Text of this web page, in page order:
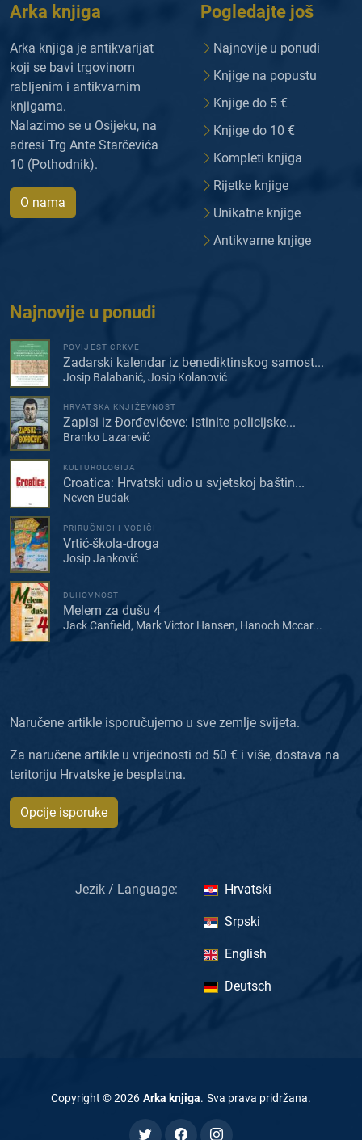
Arka knjiga
Arka knjiga je antikvarijat
koji se bavi trgovinom
rabljenim i antikvarnim
knjigama.
Nalazimo se u Osijeku, na
adresi Trg Ante Starčevića
10 (Pothodnik).
O nama
Pogledajte još
Najnovije u ponudi
Knjige na popustu
Knjige do 5 €
Knjige do 10 €
Kompleti knjiga
Rijetke knjige
Unikatne knjige
Antikvarne knjige
Najnovije u ponudi
POVIJEST CRKVE
Zadarski kalendar iz benediktinskog samost...
Josip Balabanić, Josip Kolanović
HRVATSKA KNJIŽEVNOST
Zapisi iz Đorđevićeve: istinite policijske...
Branko Lazarević
KULTUROLOGIJA
Croatica: Hrvatski udio u svjetskoj baštin...
Neven Budak
PRIRUČNICI I VODIČI
Vrtić-škola-droga
Josip Janković
DUHOVNOST
Melem za dušu 4
Jack Canfield, Mark Victor Hansen, Hanoch Mccar...
Naručene artikle isporučujemo u sve zemlje svijeta.
Za naručene artikle u vrijednosti od 50 € i više, dostava na
teritoriju Hrvatske je besplatna.
Opcije isporuke
Jezik / Language: Hrvatski
Srpski
English
Deutsch
Copyright ©2026 Arka knjiga. Sva prava pridržana.